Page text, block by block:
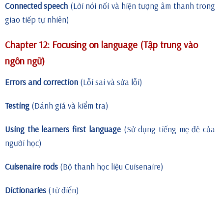
Connected speech (Lời nói nối và hiện tượng âm thanh trong
giao tiếp tự nhiên)
Chapter 12: Focusing on language (Tập trung vào
ngôn ngữ)
Errors and correction (Lỗi sai và sửa lỗi)
Testing (Đánh giá và kiểm tra)
Using the learners first language (Sử dụng tiếng mẹ đẻ của
người học)
Cuisenaire rods (Bộ thanh học liệu Cuisenaire)
Dictionaries (Từ điển)